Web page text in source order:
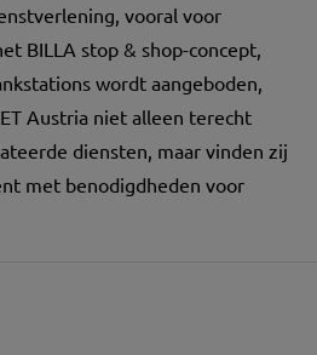
vooral voor
BILLA stop & shop-concept,
wordt aangeboden,
Austria niet alleen terecht
diensten, maar vinden zij
met benodigdheden voor